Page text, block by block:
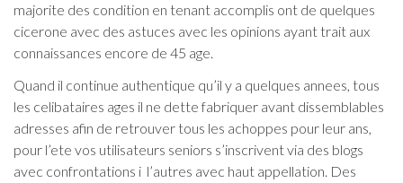
majorite des condition en tenant accomplis ont de quelques
cicerone avec des astuces avec les opinions ayant trait aux
connaissances encore de 45 age.
Quand il continue authentique qu’il y a quelques annees, tous
les celibataires ages il ne dette fabriquer avant dissemblables
adresses afin de retrouver tous les achoppes pour leur ans,
pour l’ete vos utilisateurs seniors s’inscrivent via des blogs
avec confrontations i l’autres avec haut appellation. Des